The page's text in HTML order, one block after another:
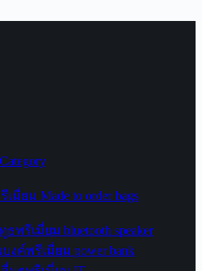
มี่ยม Made to order bags
พรีเมี่ยม bluetooth speaker
งค์พรีเมี่ยม power bank